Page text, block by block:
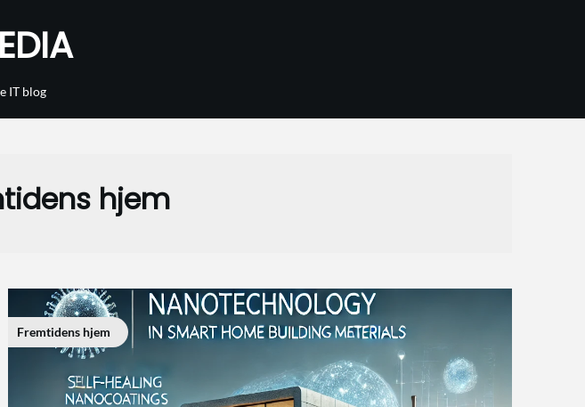
IT blog
hjem
Fremtidens hjem